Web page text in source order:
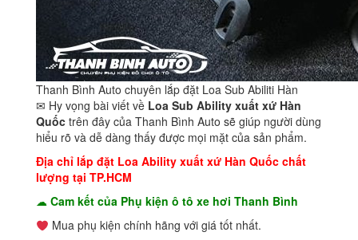
Thanh Bình Auto chuyên lắp đặt Loa Sub Abiliti Hàn
✉ Hy vọng bài viết về Loa Sub Ability xuất xứ Hàn
Quốc trên đây của Thanh Bình Auto sẽ giúp người dùng
hiểu rõ và dễ dàng thấy được mọi mặt của sản phẩm.
Địa chỉ lắp đặt Loa Ability xuất xứ Hàn Quốc chất
lượng tại TP.HCM
☁ Cam kết của Phụ kiện ô tô xe hơi Thanh Bình
Mua phụ kiện chính hãng với giá tốt nhất.